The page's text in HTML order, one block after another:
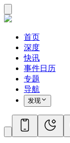
首页
深度
快讯
事件日历
专题
导航
发现